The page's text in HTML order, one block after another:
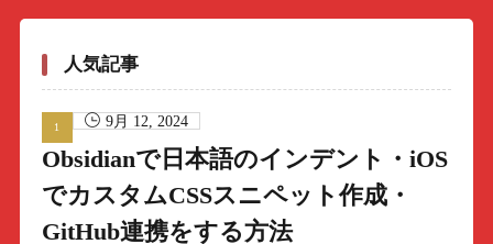
人気記事
9月 12, 2024
Obsidianで日本語のインデント・iOS
でカスタムCSSスニペット作成・
GitHub連携をする方法